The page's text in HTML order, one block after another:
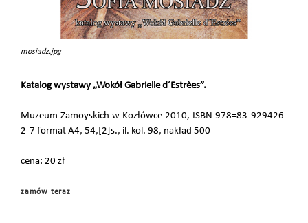
mosiadz.jpg
Katalog wystawy „Wokół Gabrielle d´Estrèes”.
Muzeum Zamoyskich w Kozłówce 2010, ISBN 978=83-929426-
2-7 format A4, 54,[2]s., il. kol. 98, nakład 500
cena: 20 zł
zamów teraz